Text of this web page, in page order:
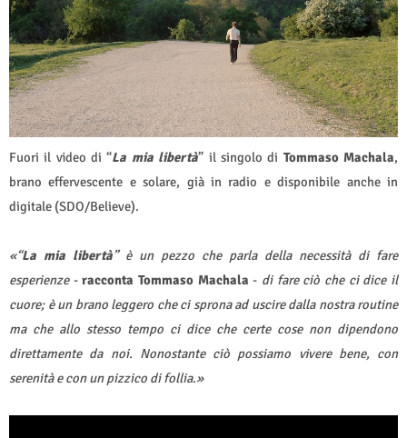
Fuori il video di “La mia libertà” il singolo di Tommaso Machala,
brano effervescente e solare, già in radio e disponibile anche in
digitale (SDO/Believe).
«“La mia libertà” è un pezzo che parla della necessità di fare
esperienze -racconta Tommaso Machala - di fare ciò che ci dice il
cuore; è un brano leggero che ci sprona ad uscire dalla nostra routine
ma che allo stesso tempo ci dice che certe cose non dipendono
direttamente da noi. Nonostante ciò possiamo vivere bene, con
serenità e con un pizzico di follia.»